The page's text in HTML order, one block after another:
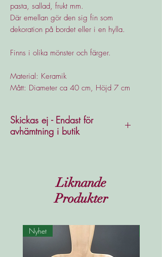
pasta, sallad, frukt mm.
Där emellan gör den sig fin som
dekoration på bordet eller i en hylla.
Finns i olika mönster och färger.
Material: Keramik
Mått: Diameter ca 40 cm, Höjd 7 cm
Skickas ej - Endast för
avhämtning i butik
Liknande
Produkter
Nyhet